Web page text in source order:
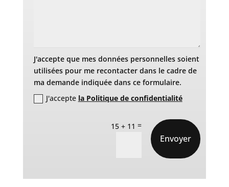
J'accepte que mes données personnelles soient
utilisées pour me recontacter dans le cadre de
ma demande indiquée dans ce formulaire.
J'accepte la Politique de confidentialité
15 + 11 =
Envoyer